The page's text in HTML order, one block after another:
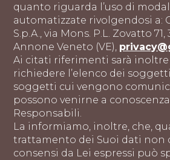
quanto riguarda l’uso di
automatizzate rivolgendosi a:
S.p.A., via Mons. P.L. Zovatto
Annone Veneto (VE),
Ai citati riferimenti sarà
richiedere l’elenco dei
soggetti cui vengono
possono venirne a
Responsabili.
La informiamo, inoltre, che,
trattamento dei Suoi dati non
consensi da Lei espressi può